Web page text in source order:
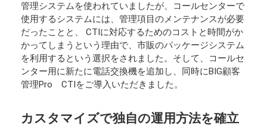
管理システムを使われていましたが、コールセンターで
使用するシステムには、管理項目のメンテナンスが必要
だったことと、 CTIに対応するためのコストと時間がか
かってしまうという理由で、市販のパッケージシステム
を利用するという選択をされました。そして、コールセ
ンター用に新たに電話交換機を追加し、同時にBIG顧客
管理Pro CTIをご導入いただきました。
カスタマイズで独自の運用方法を確立